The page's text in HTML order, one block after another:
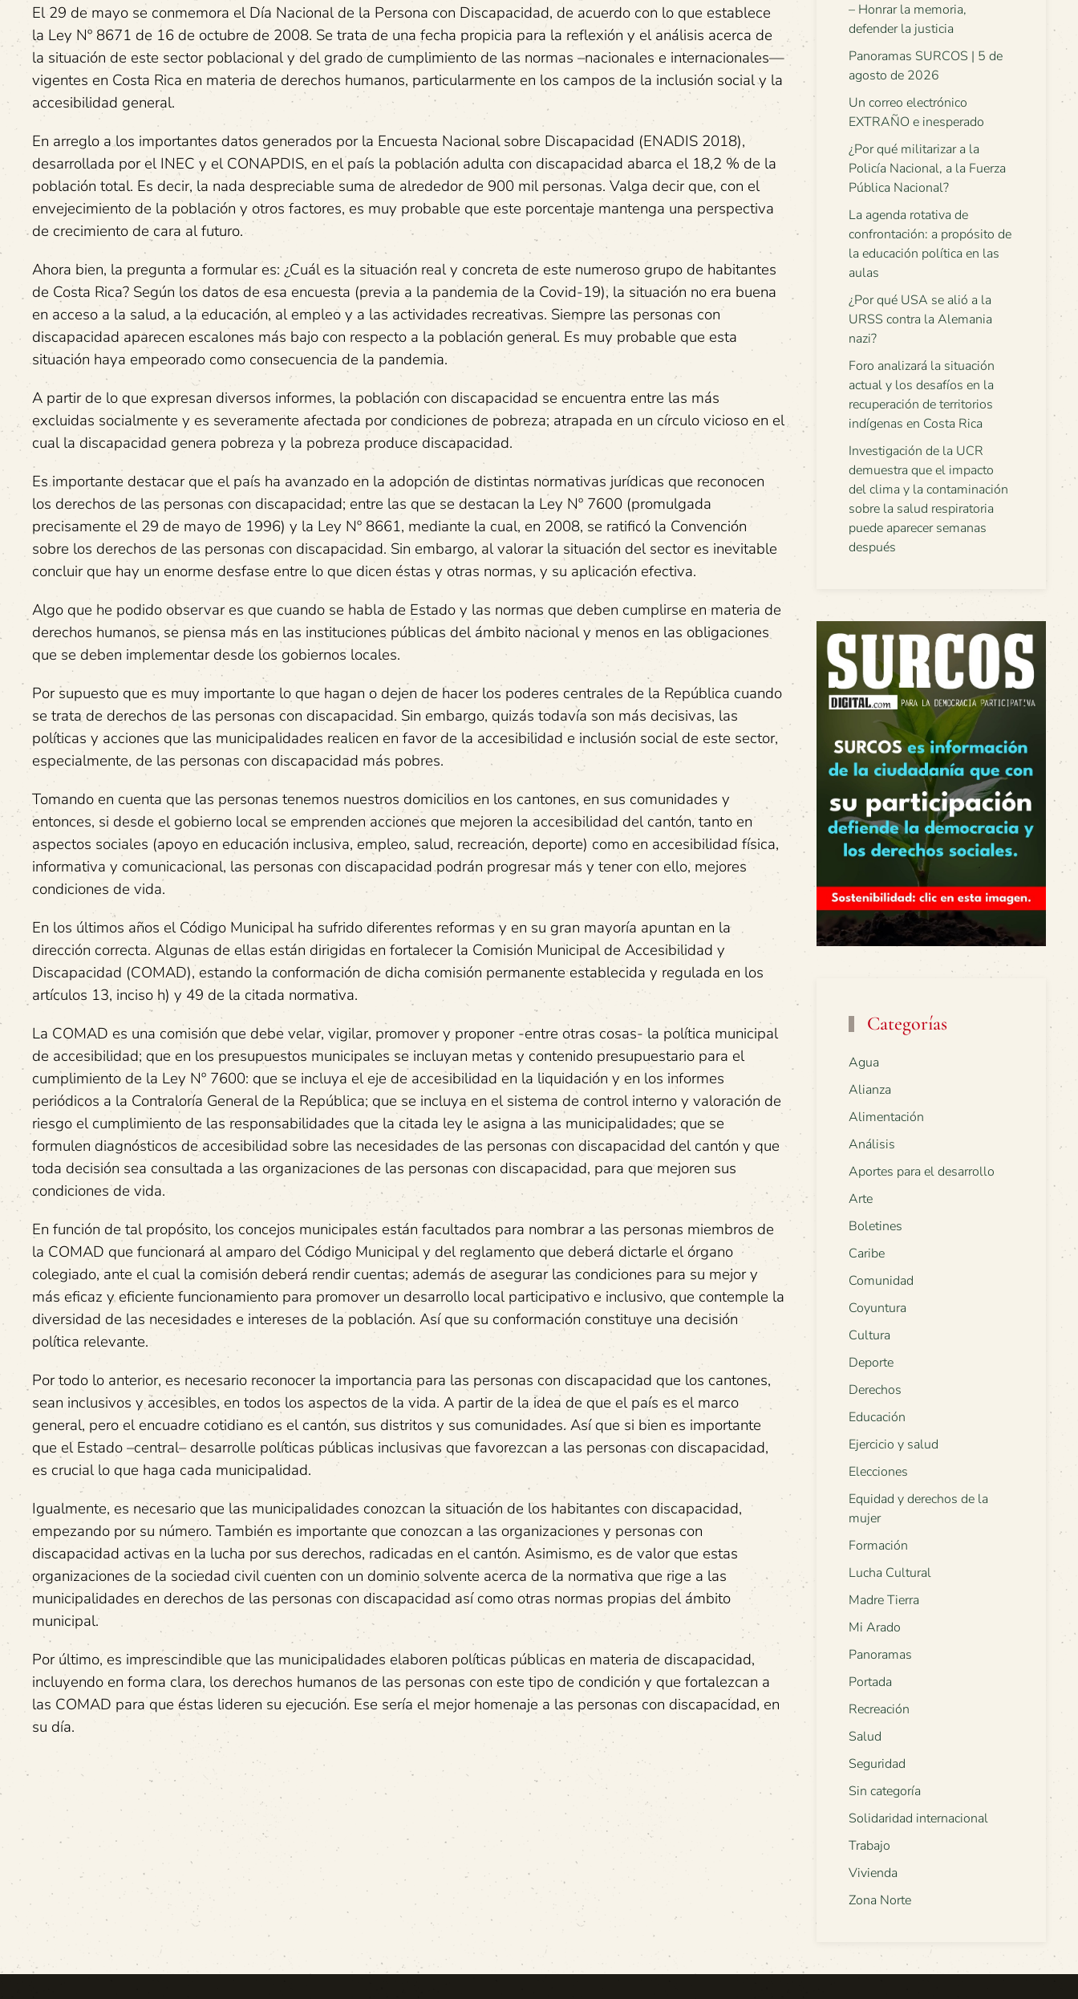
El 29 de mayo se conmemora el Día Nacional de la Persona con Discapacidad, de acuerdo con lo que establece
la Ley Nº 8671 de 16 de octubre de 2008. Se trata de una fecha propicia para la reflexión y el análisis acerca de
la situación de este sector poblacional y del grado de cumplimiento de las normas –nacionales e internacionales—
vigentes en Costa Rica en materia de derechos humanos, particularmente en los campos de la inclusión social y la
accesibilidad general.
En arreglo a los importantes datos generados por la Encuesta Nacional sobre Discapacidad (ENADIS 2018),
desarrollada por el INEC y el CONAPDIS, en el país la población adulta con discapacidad abarca el 18,2 % de la
población total. Es decir, la nada despreciable suma de alrededor de 900 mil personas. Valga decir que, con el
envejecimiento de la población y otros factores, es muy probable que este porcentaje mantenga una perspectiva
de crecimiento de cara al futuro.
Ahora bien, la pregunta a formular es: ¿Cuál es la situación real y concreta de este numeroso grupo de habitantes
de Costa Rica? Según los datos de esa encuesta (previa a la pandemia de la Covid-19), la situación no era buena
en acceso a la salud, a la educación, al empleo y a las actividades recreativas. Siempre las personas con
discapacidad aparecen escalones más bajo con respecto a la población general. Es muy probable que esta
situación haya empeorado como consecuencia de la pandemia.
A partir de lo que expresan diversos informes, la población con discapacidad se encuentra entre las más
excluidas socialmente y es severamente afectada por condiciones de pobreza; atrapada en un círculo vicioso en el
cual la discapacidad genera pobreza y la pobreza produce discapacidad.
Es importante destacar que el país ha avanzado en la adopción de distintas normativas jurídicas que reconocen
los derechos de las personas con discapacidad; entre las que se destacan la Ley Nº 7600 (promulgada
precisamente el 29 de mayo de 1996) y la Ley Nº 8661, mediante la cual, en 2008, se ratificó la Convención
sobre los derechos de las personas con discapacidad. Sin embargo, al valorar la situación del sector es inevitable
concluir que hay un enorme desfase entre lo que dicen éstas y otras normas, y su aplicación efectiva.
Algo que he podido observar es que cuando se habla de Estado y las normas que deben cumplirse en materia de
derechos humanos, se piensa más en las instituciones públicas del ámbito nacional y menos en las obligaciones
que se deben implementar desde los gobiernos locales.
Por supuesto que es muy importante lo que hagan o dejen de hacer los poderes centrales de la República cuando
se trata de derechos de las personas con discapacidad. Sin embargo, quizás todavía son más decisivas, las
políticas y acciones que las municipalidades realicen en favor de la accesibilidad e inclusión social de este sector,
especialmente, de las personas con discapacidad más pobres.
Tomando en cuenta que las personas tenemos nuestros domicilios en los cantones, en sus comunidades y
entonces, si desde el gobierno local se emprenden acciones que mejoren la accesibilidad del cantón, tanto en
aspectos sociales (apoyo en educación inclusiva, empleo, salud, recreación, deporte) como en accesibilidad física,
informativa y comunicacional, las personas con discapacidad podrán progresar más y tener con ello, mejores
condiciones de vida.
En los últimos años el Código Municipal ha sufrido diferentes reformas y en su gran mayoría apuntan en la
dirección correcta. Algunas de ellas están dirigidas en fortalecer la Comisión Municipal de Accesibilidad y
Discapacidad (COMAD), estando la conformación de dicha comisión permanente establecida y regulada en los
artículos 13, inciso h) y 49 de la citada normativa.
La COMAD es una comisión que debe velar, vigilar, promover y proponer -entre otras cosas- la política municipal
de accesibilidad; que en los presupuestos municipales se incluyan metas y contenido presupuestario para el
cumplimiento de la Ley Nº 7600: que se incluya el eje de accesibilidad en la liquidación y en los informes
periódicos a la Contraloría General de la República; que se incluya en el sistema de control interno y valoración de
riesgo el cumplimiento de las responsabilidades que la citada ley le asigna a las municipalidades; que se
formulen diagnósticos de accesibilidad sobre las necesidades de las personas con discapacidad del cantón y que
toda decisión sea consultada a las organizaciones de las personas con discapacidad, para que mejoren sus
condiciones de vida.
En función de tal propósito, los concejos municipales están facultados para nombrar a las personas miembros de
la COMAD que funcionará al amparo del Código Municipal y del reglamento que deberá dictarle el órgano
colegiado, ante el cual la comisión deberá rendir cuentas; además de asegurar las condiciones para su mejor y
más eficaz y eficiente funcionamiento para promover un desarrollo local participativo e inclusivo, que contemple la
diversidad de las necesidades e intereses de la población. Así que su conformación constituye una decisión
política relevante.
Por todo lo anterior, es necesario reconocer la importancia para las personas con discapacidad que los cantones,
sean inclusivos y accesibles, en todos los aspectos de la vida. A partir de la idea de que el país es el marco
general, pero el encuadre cotidiano es el cantón, sus distritos y sus comunidades. Así que si bien es importante
que el Estado –central– desarrolle políticas públicas inclusivas que favorezcan a las personas con discapacidad,
es crucial lo que haga cada municipalidad.
Igualmente, es necesario que las municipalidades conozcan la situación de los habitantes con discapacidad,
empezando por su número. También es importante que conozcan a las organizaciones y personas con
discapacidad activas en la lucha por sus derechos, radicadas en el cantón. Asimismo, es de valor que estas
organizaciones de la sociedad civil cuenten con un dominio solvente acerca de la normativa que rige a las
municipalidades en derechos de las personas con discapacidad así como otras normas propias del ámbito
municipal.
Por último, es imprescindible que las municipalidades elaboren políticas públicas en materia de discapacidad,
incluyendo en forma clara, los derechos humanos de las personas con este tipo de condición y que fortalezcan a
las COMAD para que éstas lideren su ejecución. Ese sería el mejor homenaje a las personas con discapacidad, en
su día.
– Honrar la memoria,
defender la justicia
Panoramas SURCOS | 5 de
agosto de 2026
Un correo electrónico
EXTRAÑO e inesperado
¿Por qué militarizar a la
Policía Nacional, a la Fuerza
Pública Nacional?
La agenda rotativa de
confrontación: a propósito de
la educación política en las
aulas
¿Por qué USA se alió a la
URSS contra la Alemania
nazi?
Foro analizará la situación
actual y los desafíos en la
recuperación de territorios
indígenas en Costa Rica
Investigación de la UCR
demuestra que el impacto
del clima y la contaminación
sobre la salud respiratoria
puede aparecer semanas
después
Categorías
Agua
Alianza
Alimentación
Análisis
Aportes para el desarrollo
Arte
Boletines
Caribe
Comunidad
Coyuntura
Cultura
Deporte
Derechos
Educación
Ejercicio y salud
Elecciones
Equidad y derechos de la
mujer
Formación
Lucha Cultural
Madre Tierra
Mi Arado
Panoramas
Portada
Recreación
Salud
Seguridad
Sin categoría
Solidaridad internacional
Trabajo
Vivienda
Zona Norte